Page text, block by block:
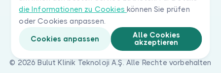
die Informationen zu Cookieskönnen Sie prüfen
oder Cookies anpassen.
Cookies anpassen
Alle Cookies
akzeptieren
© 2026 Bulut Klinik Teknoloji A.Ş. Alle Rechte vorbehalten